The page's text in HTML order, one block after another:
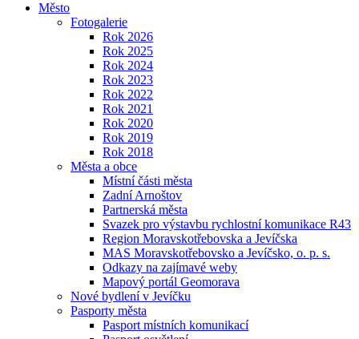
Město
Fotogalerie
Rok 2026
Rok 2025
Rok 2024
Rok 2023
Rok 2022
Rok 2021
Rok 2020
Rok 2019
Rok 2018
Města a obce
Místní části města
Zadní Arnoštov
Partnerská města
Svazek pro výstavbu rychlostní komunikace R43
Region Moravskotřebovska a Jevíčska
MAS Moravskotřebovsko a Jevíčsko, o. p. s.
Odkazy na zajímavé weby
Mapový portál Geomorava
Nové bydlení v Jevíčku
Pasporty města
Pasport místních komunikací